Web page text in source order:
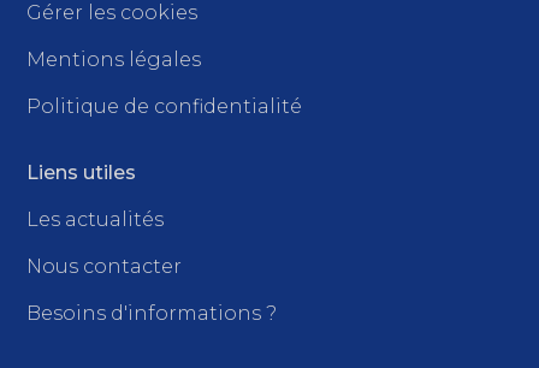
Gérer les cookies
Mentions légales
Politique de confidentialité
Liens utiles
Les actualités
Nous contacter
Besoins d'informations ?